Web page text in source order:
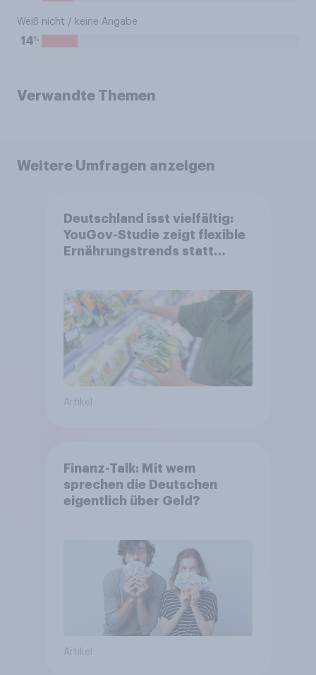
Weiß nicht / keine Angabe
14%
Verwandte Themen
Weitere Umfragen anzeigen
Deutschland isst vielfältig:
YouGov-Studie zeigt flexible
Ernährungstrends statt
Artikel
Finanz-Talk: Mit wem
sprechen die Deutschen
eigentlich über Geld?
Artikel